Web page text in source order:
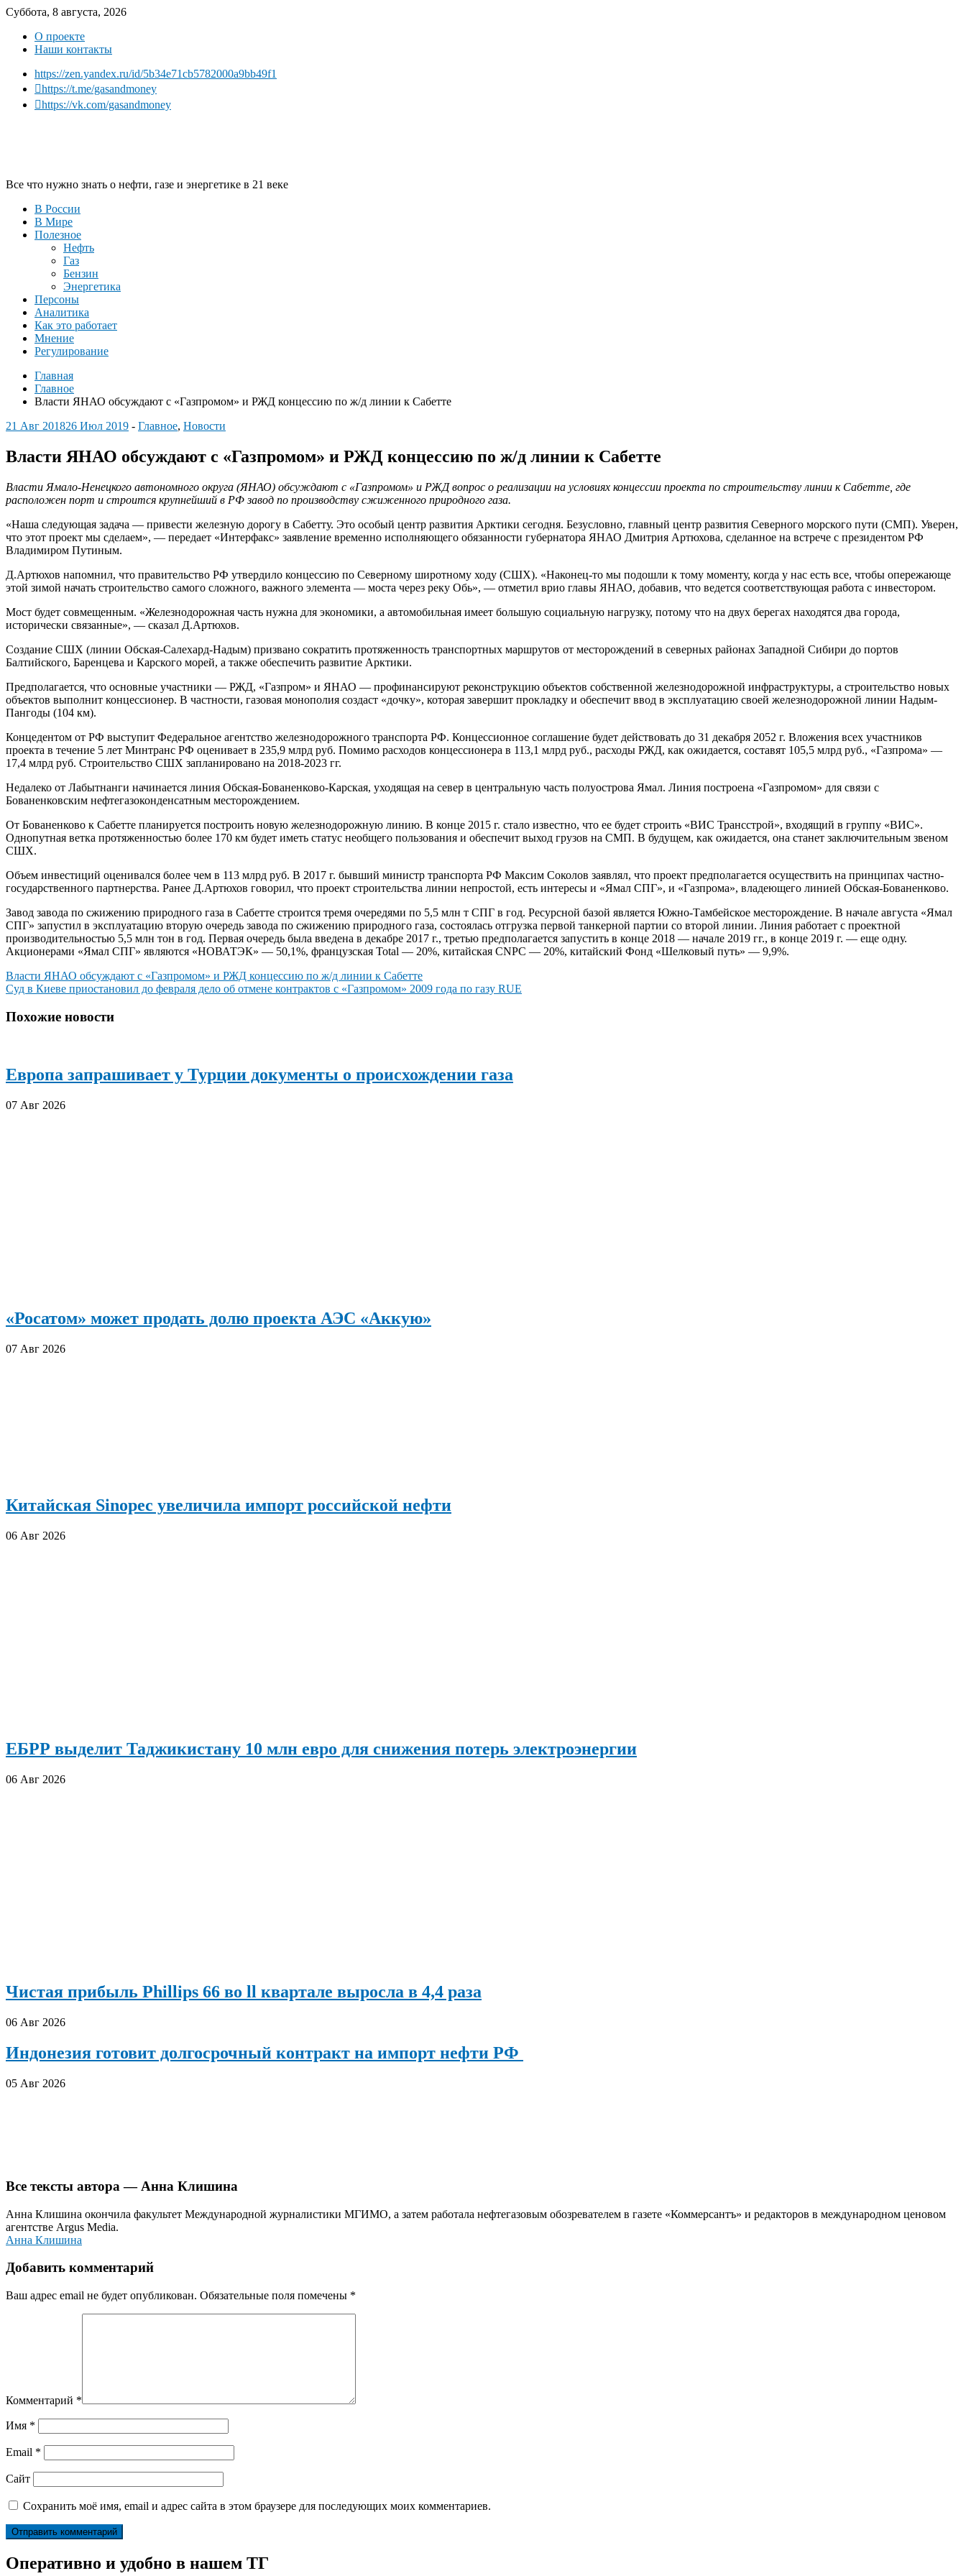
Суббота, 8 августа, 2026
О проекте
Наши контакты
https://zen.yandex.ru/id/5b34e71cb5782000a9bb49f1
https://t.me/gasandmoney
https://vk.com/gasandmoney
Все что нужно знать о нефти, газе и энергетике в 21 веке
В России
В Мире
Полезное
Нефть
Газ
Бензин
Энергетика
Персоны
Аналитика
Как это работает
Мнение
Регулирование
Главная
Главное
Власти ЯНАО обсуждают с «Газпромом» и РЖД концессию по ж/д линии к Сабетте
21 Авг 201826 Июл 2019 - Главное, Новости
Власти ЯНАО обсуждают с «Газпромом» и РЖД концессию по ж/д линии к Сабетте
Власти Ямало-Ненецкого автономного округа (ЯНАО) обсуждают с «Газпромом» и РЖД вопрос о реализации на условиях концессии проекта по строительству линии к Сабетте, где
расположен порт и строится крупнейший в РФ завод по производству сжиженного природного газа.
«Наша следующая задача — привести железную дорогу в Сабетту. Это особый центр развития Арктики сегодня. Безусловно, главный центр развития Северного морского пути (СМП). Уверен,
что этот проект мы сделаем», — передает «Интерфакс» заявление временно исполняющего обязанности губернатора ЯНАО Дмитрия Артюхова, сделанное на встрече с президентом РФ
Владимиром Путиным.
Д.Артюхов напомнил, что правительство РФ утвердило концессию по Северному широтному ходу (СШХ). «Наконец-то мы подошли к тому моменту, когда у нас есть все, чтобы опережающе
этой зимой начать строительство самого сложного, важного элемента — моста через реку Обь», — отметил врио главы ЯНАО, добавив, что ведется соответствующая работа с инвестором.
Мост будет совмещенным. «Железнодорожная часть нужна для экономики, а автомобильная имеет большую социальную нагрузку, потому что на двух берегах находятся два города,
исторически связанные», — сказал Д.Артюхов.
Создание СШХ (линии Обская-Салехард-Надым) призвано сократить протяженность транспортных маршрутов от месторождений в северных районах Западной Сибири до портов
Балтийского, Баренцева и Карского морей, а также обеспечить развитие Арктики.
Предполагается, что основные участники — РЖД, «Газпром» и ЯНАО — профинансируют реконструкцию объектов собственной железнодорожной инфраструктуры, а строительство новых
объектов выполнит концессионер. В частности, газовая монополия создаст «дочку», которая завершит прокладку и обеспечит ввод в эксплуатацию своей железнодорожной линии Надым-
Пангоды (104 км).
Концедентом от РФ выступит Федеральное агентство железнодорожного транспорта РФ. Концессионное соглашение будет действовать до 31 декабря 2052 г. Вложения всех участников
проекта в течение 5 лет Минтранс РФ оценивает в 235,9 млрд руб. Помимо расходов концессионера в 113,1 млрд руб., расходы РЖД, как ожидается, составят 105,5 млрд руб., «Газпрома» —
17,4 млрд руб. Строительство СШХ запланировано на 2018-2023 гг.
Недалеко от Лабытнанги начинается линия Обская-Бованенково-Карская, уходящая на север в центральную часть полуострова Ямал. Линия построена «Газпромом» для связи с
Бованенковским нефтегазоконденсатным месторождением.
От Бованенково к Сабетте планируется построить новую железнодорожную линию. В конце 2015 г. стало известно, что ее будет строить «ВИС Трансстрой», входящий в группу «ВИС».
Однопутная ветка протяженностью более 170 км будет иметь статус необщего пользования и обеспечит выход грузов на СМП. В будущем, как ожидается, она станет заключительным звеном
СШХ.
Объем инвестиций оценивался более чем в 113 млрд руб. В 2017 г. бывший министр транспорта РФ Максим Соколов заявлял, что проект предполагается осуществить на принципах частно-
государственного партнерства. Ранее Д.Артюхов говорил, что проект строительства линии непростой, есть интересы и «Ямал СПГ», и «Газпрома», владеющего линией Обская-Бованенково.
Завод завода по сжижению природного газа в Сабетте строится тремя очередями по 5,5 млн т СПГ в год. Ресурсной базой является Южно-Тамбейское месторождение. В начале августа «Ямал
СПГ» запустил в эксплуатацию вторую очередь завода по сжижению природного газа, состоялась отгрузка первой танкерной партии со второй линии. Линия работает с проектной
производительностью 5,5 млн тон в год. Первая очередь была введена в декабре 2017 г., третью предполагается запустить в конце 2018 — начале 2019 гг., в конце 2019 г. — еще одну.
Акционерами «Ямал СПГ» являются «НОВАТЭК» — 50,1%, французская Total — 20%, китайская CNPC — 20%, китайский Фонд «Шелковый путь» — 9,9%.
Навигация
по
записям
Власти ЯНАО обсуждают с «Газпромом» и РЖД концессию по ж/д линии к Сабетте
Суд в Киеве приостановил до февраля дело об отмене контрактов с «Газпромом» 2009 года по газу RUE
Похожие новости
Европа запрашивает у Турции документы о происхождении газа
07 Авг 2026
«Росатом» может продать долю проекта АЭС «Аккую»
07 Авг 2026
Китайская Sinopec увеличила импорт российской нефти
06 Авг 2026
ЕБРР выделит Таджикистану 10 млн евро для снижения потерь электроэнергии
06 Авг 2026
Чистая прибыль Phillips 66 во ll квартале выросла в 4,4 раза
06 Авг 2026
Индонезия готовит долгосрочный контракт на импорт нефти РФ
05 Авг 2026
Все тексты автора — Анна Клишина
Анна Клишина окончила факультет Международной журналистики МГИМО, а затем работала нефтегазовым обозревателем в газете «Коммерсантъ» и редакторов в международном ценовом
агентстве Argus Media.
Анна Клишина
Добавить комментарий
Ваш адрес email не будет опубликован. Обязательные поля помечены *
Комментарий *
Имя *
Email *
Сайт
Сохранить моё имя, email и адрес сайта в этом браузере для последующих моих комментариев.
Оперативно и удобно в нашем ТГ